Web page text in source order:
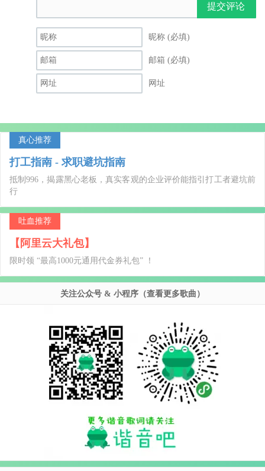
提交评论
昵称 (必填)
邮箱 (必填)
网址
真心推荐
打工指南 - 求职避坑指南
抵制996，揭露黑心老板，真实客观的企业评价能指引打工者避坑前
行
吐血推荐
【阿里云大礼包】
限时领 “最高1000元通用代金券礼包” ！
关注公众号 & 小程序（查看更多歌曲）